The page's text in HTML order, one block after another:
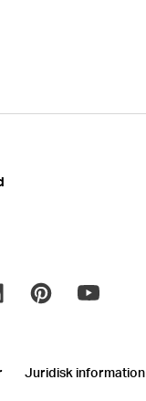
Juridisk information